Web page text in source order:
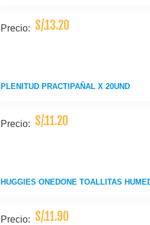
Precio: S/.13.20
PLENITUD PRACTIPAÑAL X 20UND
Precio: S/.11.20
HUGGIES ONEDONE TOALLITAS
Precio: S/.11.90